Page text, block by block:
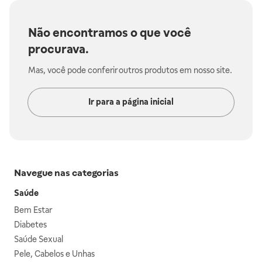
Não encontramos o que você
procurava.
Mas, você pode conferir outros produtos em nosso site.
Ir para a página inicial
Navegue nas categorias
Saúde
Bem Estar
Diabetes
Saúde Sexual
Pele, Cabelos e Unhas